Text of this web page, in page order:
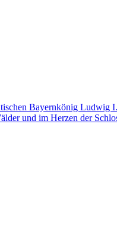
Bayernkönig Ludwig
und im Herzen der